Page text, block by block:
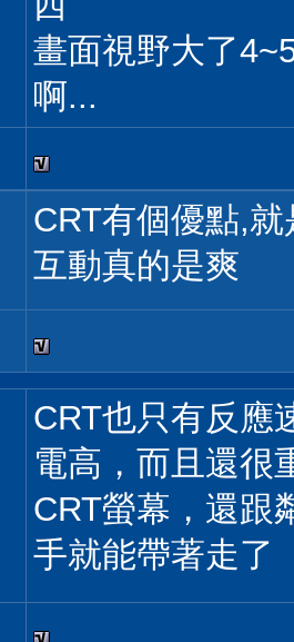
畫面視野大了
啊...
CRT有個優點,
互動真的是爽
CRT也只有反應
電高，而且還很
CRT螢幕，還跟
手就能帶著走了